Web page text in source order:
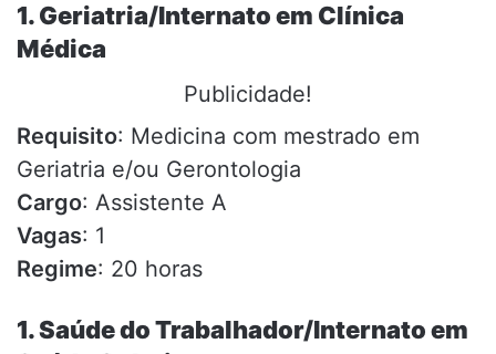
1. Geriatria/Internato em Clínica
Médica
Publicidade!
Requisito: Medicina com mestrado em
Geriatria e/ou Gerontologia
Cargo: Assistente A
Vagas: 1
Regime: 20 horas
1. Saúde do Trabalhador/Internato em